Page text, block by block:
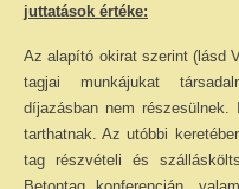
juttatások értéke:
Az alapító okirat szerint (lásd
tagjai munkájukat
díjazásban nem
tarthatnak. Az utóbbi
tag részvételi és